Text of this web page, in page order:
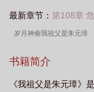
最新章节： 第108章
岁月神偷我祖父是朱元璋
璋大结局
百度 我祖父是朱元璋精
书籍简介
《我祖父是朱元璋》